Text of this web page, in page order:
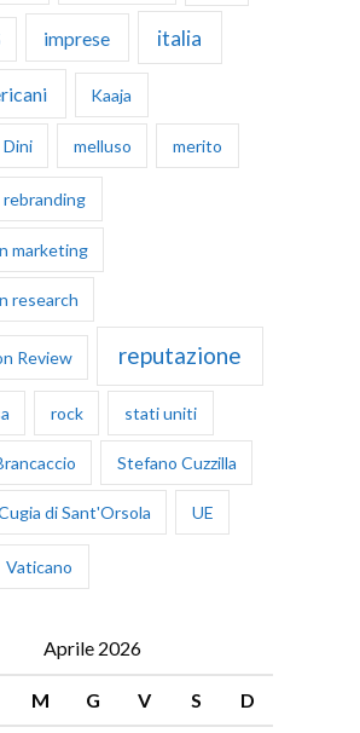
imprese italia
Kaaja
melluso merito
rebranding
marketing
research
Review reputazione
rock stati uniti
Stefano Cuzzilla
di Sant'Orsola UE
Vaticano
Aprile 2026
M G V S D